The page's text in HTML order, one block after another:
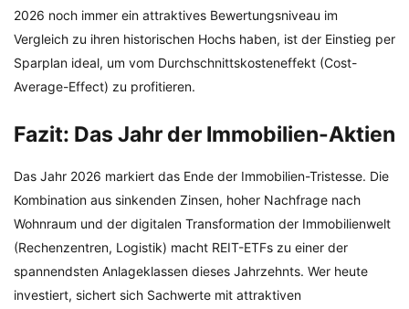
2026 noch immer ein attraktives Bewertungsniveau im
Vergleich zu ihren historischen Hochs haben, ist der Einstieg per
Sparplan ideal, um vom Durchschnittskosteneffekt (Cost-
Average-Effect) zu profitieren.
Fazit: Das Jahr der Immobilien-Aktien
Das Jahr 2026 markiert das Ende der Immobilien-Tristesse. Die
Kombination aus sinkenden Zinsen, hoher Nachfrage nach
Wohnraum und der digitalen Transformation der Immobilienwelt
(Rechenzentren, Logistik) macht REIT-ETFs zu einer der
spannendsten Anlageklassen dieses Jahrzehnts. Wer heute
investiert, sichert sich Sachwerte mit attraktiven